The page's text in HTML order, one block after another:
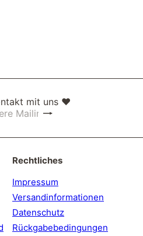
mit uns ❤
Rechtliches
Impressum
Versandinformationen
Datenschutz
Rückgabebedingungen